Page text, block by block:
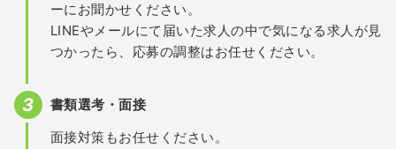
ーにお聞かせください。
LINEやメールにて届いた求人の中で気になる求人が見
つかったら、応募の調整はお任せください。
書類選考・面接
面接対策もお任せください。